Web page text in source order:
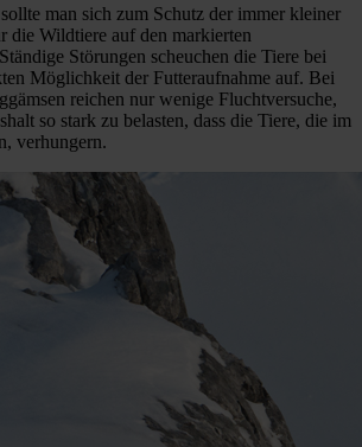
man sich zum Schutz der immer kleiner
die Wildtiere auf den markierten
Störungen scheuchen die Tiere bei
Möglichkeit der Futteraufnahme auf. Bei
reichen nur wenige Fluchtversuche,
so stark zu belasten, dass die Tiere, die im
verhungern.